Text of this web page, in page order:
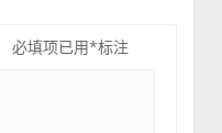
必填项已用*标注